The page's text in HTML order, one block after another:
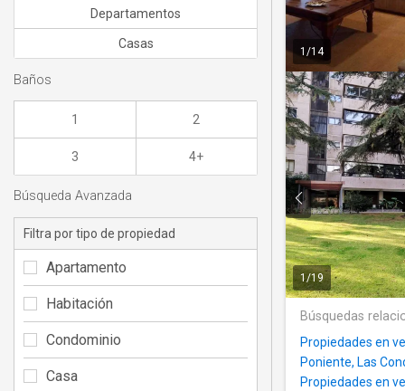
1 /14
1/19
Búsquedas
Propiedades en
Poniente, Las
Propiedades en
Departamentos
Casas
Baños
1 2
3 4+
Búsqueda Avanzada
Filtra por tipo de propiedad
Apartamento
Habitación
Condominio
Casa